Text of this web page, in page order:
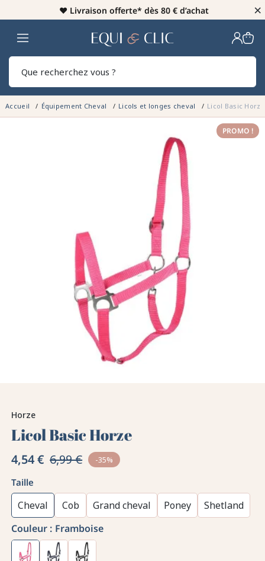
♥️ Livraison offerte* dès 80 € d’achat ×
Home
Accueil Équipement Cheval Licols et longes cheval Licol Basic Horze
PROMO !
Horze
Licol Basic Horze
4,54 € 6,99 € -35%
Taille
Cheval Cob Grand cheval Poney
Shetland
Couleur : Framboise